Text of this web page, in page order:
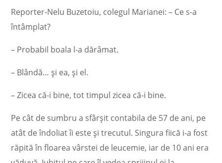
Reporter-Nelu Buzetoiu, colegul Marianei: – Ce s-a
întâmplat?
– Probabil boala l-a dărâmat.
– Blândă… şi ea, şi el.
– Zicea că-i bine, tot timpul zicea că-i bine.
Pe cât de sumbru a sfârşit contabila de 57 de ani, pe
atât de îndoliat îi este şi trecutul. Singura fiică i-a fost
răpită în floarea vârstei de leucemie, iar de 10 ani era